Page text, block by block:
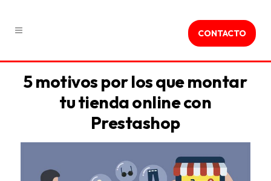
CONTACTO
5 motivos por los que montar
tu tienda online con
Prestashop